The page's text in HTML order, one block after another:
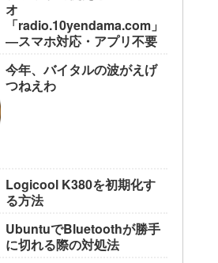
オ
「radio.10yendama.com」
―スマホ対応・アプリ不要
今年、バイタルの波がえげ
つねえわ
Logicool K380を初期化す
る方法
UbuntuでBluetoothが勝手
に切れる際の対処法